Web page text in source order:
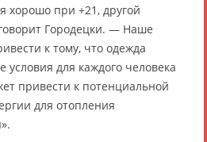
хорошо при +21, другой
Городецки. — Наше
к тому, что одежда
для каждого человека
привести к потенциальной
для отопления